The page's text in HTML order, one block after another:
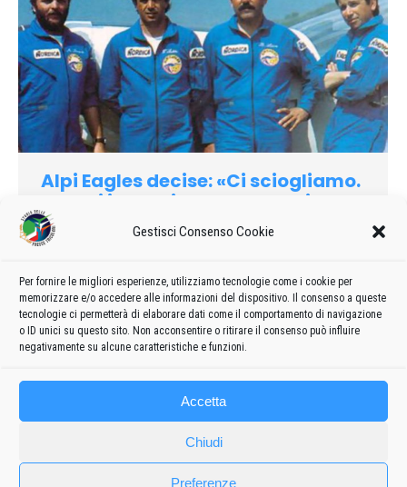
Gestisci Consenso Cookie
Per fornire le migliori esperienze, utilizziamo tecnologie come i cookie per
memorizzare e/o accedere alle informazioni del dispositivo. Il consenso a queste
tecnologie ci permetterà di elaborare dati come il comportamento di navigazione
o ID unici su questo sito. Non acconsentire o ritirare il consenso può influire
negativamente su alcune caratteristiche e funzioni.
Accetta
Chiudi
Preferenze
Alpi Eagles decise: «Ci sciogliamo.
Troppi intralci dopo Ramstein»
1990 admin8235 19 Giugno 2019 Lascia un commento
burocratici, i prefetti stanno esagerando, rendono più difficile
un meeting aereo che un rally mille volte più pericoloso. E noi
ci sciogliamo, non possiamo più lavorare»…